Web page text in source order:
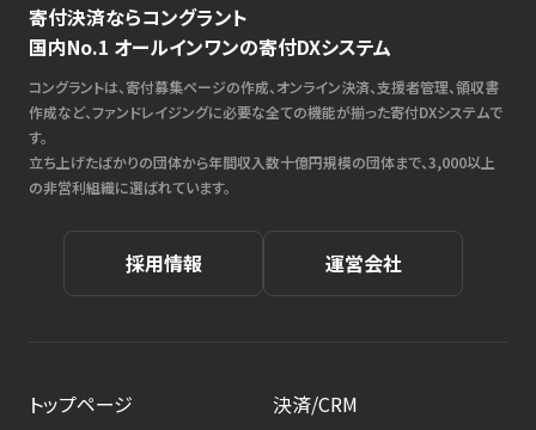
寄付決済ならコングラント
国内No.1 オールインワンの寄付DXシステム
コングラントは、寄付募集ページの作成、オンライン決済、支援者管理、領収書
作成など、ファンドレイジングに必要な全ての機能が揃った寄付DXシステムで
す。
立ち上げたばかりの団体から年間収入数十億円規模の団体まで、3,000以上
の非営利組織に選ばれています。
採用情報 運営会社
トップページ
決済/CRM